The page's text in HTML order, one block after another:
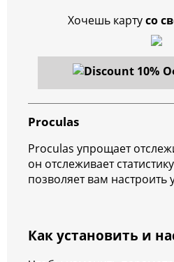
Хочешь картусо
Proculas
Proculas упрощает
он отслеживает
позволяет вам настроить
Как установить и